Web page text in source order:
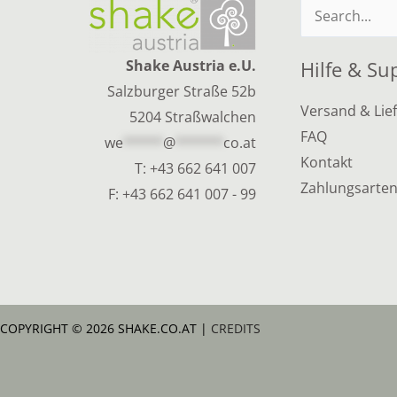
Shake Austria e.U.
Salzburger Straße 52b
5204 Straßwalchen
we***** @****** co.at
T: +43 662 641 007
F: +43 662 641 007 - 99
Suchen
Hilfe &
Versand &
FAQ
Kontakt
Zahlungsarten
COPYRIGHT © 2026 SHAKE.CO.AT | CREDITS